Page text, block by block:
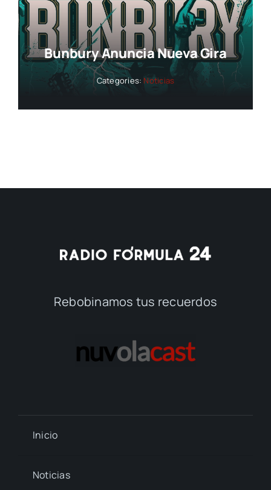
Bunbury Anuncia Nueva Gira
Categories: Noticias
Rebobinamos tus recuerdos
Inicio
Noticias